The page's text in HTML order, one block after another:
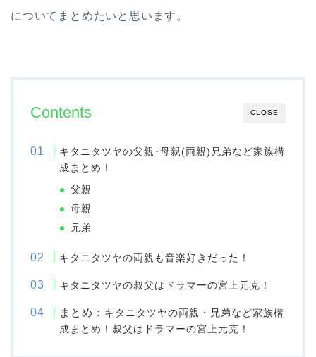
についてまとめたいと思います。
CLOSE
Contents
キタニタツヤの父親･母親(両親)兄弟など家族構
成まとめ！
父親
母親
兄弟
キタニタツヤの両親も音楽好きだった！
キタニタツヤの叔父はドラマーの宮上元克！
まとめ： キタニタツヤの両親・兄弟など家族構
成まとめ！叔父はドラマーの宮上元克！